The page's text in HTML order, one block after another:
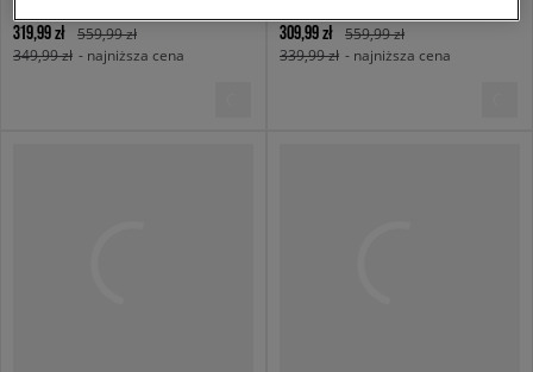
319,99 zł
559,99 zł
349,99 zł - najniższa cena
309,99 zł
559,99 zł
339,99 zł - najniższa cena